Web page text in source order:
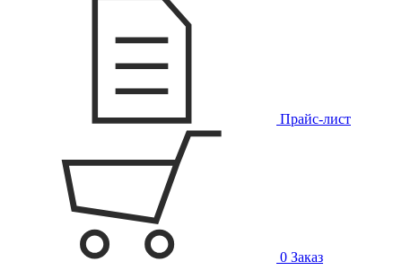
Прайс-лист
0 Заказ